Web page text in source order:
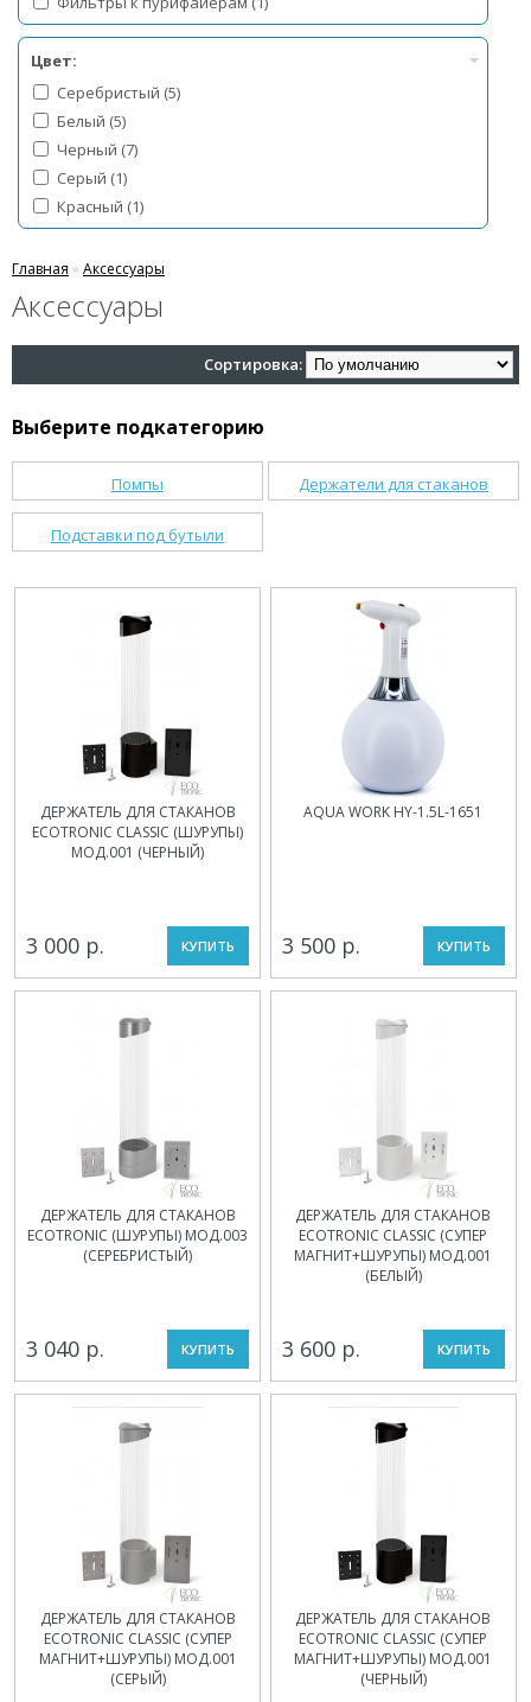
Цвет:
Серебристый (5)
Белый (5)
Черный (7)
Серый (1)
Красный (1)
Главная » Аксессуары
Аксессуары
Сортировка:
Выберите подкатегорию
Помпы Держатели для стаканов
Подставки под бутыли
ДЕРЖАТЕЛЬ ДЛЯ СТАКАНОВ
ECOTRONIC CLASSIC (ШУРУПЫ)
МОД.001 (ЧЕРНЫЙ)
3 000 р. КУПИТЬ
AQUA WORK HY-1.5L-1651
3 500 р. КУПИТЬ
ДЕРЖАТЕЛЬ ДЛЯ СТАКАНОВ
ECOTRONIC (ШУРУПЫ) МОД.003
(СЕРЕБРИСТЫЙ)
3 040 р. КУПИТЬ
ДЕРЖАТЕЛЬ ДЛЯ СТАКАНОВ
ECOTRONIC CLASSIC (СУПЕР
МАГНИТ+ШУРУПЫ) МОД.001
(БЕЛЫЙ)
3 600 р. КУПИТЬ
ДЕРЖАТЕЛЬ ДЛЯ СТАКАНОВ
ECOTRONIC CLASSIC (СУПЕР
МАГНИТ+ШУРУПЫ) МОД.001
(СЕРЫЙ)
ДЕРЖАТЕЛЬ ДЛЯ СТАКАНОВ
ECOTRONIC CLASSIC (СУПЕР
МАГНИТ+ШУРУПЫ) МОД.001
(ЧЕРНЫЙ)